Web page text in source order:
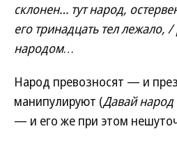
склонен… тут народ,
его тринадцать тел лежало,
народом…
Народ превозносят — и
манипулируют (Давай народ
— и его же при этом